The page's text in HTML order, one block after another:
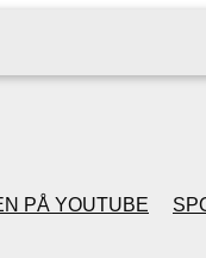
PÅ YOUTUBE